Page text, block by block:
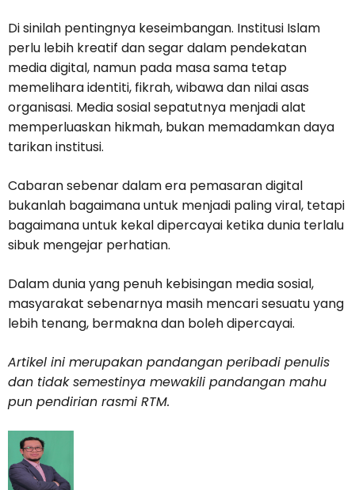
Di sinilah pentingnya keseimbangan. Institusi Islam
perlu lebih kreatif dan segar dalam pendekatan
media digital, namun pada masa sama tetap
memelihara identiti, fikrah, wibawa dan nilai asas
organisasi. Media sosial sepatutnya menjadi alat
memperluaskan hikmah, bukan memadamkan daya
tarikan institusi.
Cabaran sebenar dalam era pemasaran digital
bukanlah bagaimana untuk menjadi paling viral, tetapi
bagaimana untuk kekal dipercayai ketika dunia terlalu
sibuk mengejar perhatian.
Dalam dunia yang penuh kebisingan media sosial,
masyarakat sebenarnya masih mencari sesuatu yang
lebih tenang, bermakna dan boleh dipercayai.
Artikel ini merupakan pandangan peribadi penulis
dan tidak semestinya mewakili pandangan mahu
pun pendirian rasmi RTM.